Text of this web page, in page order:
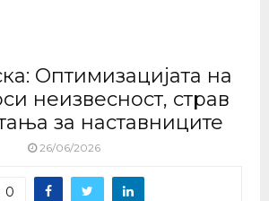
Оптимизацијата на
неизвесност, страв
за наставниците
26/06/2026
0